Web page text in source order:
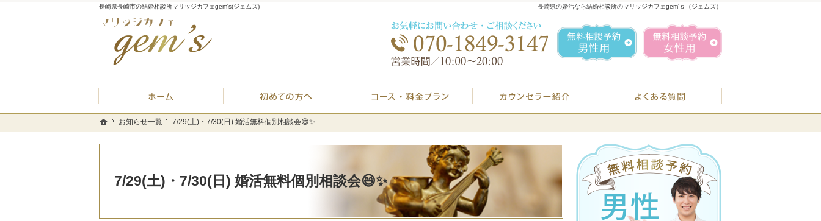
ホーム
お知らせ一覧 7/29(土)・7/30(日) 婚活無料個別相談会😄✨
7/29(土)・7/30(日) 婚活無料個別相談会😄✨
長崎県の婚活なら結婚相談所のマリッジカフェgem’ｓ（ジェムズ）
長崎県長崎市の結婚相談所マリッジカフェgem's(ジェムズ)
070-1849-3147
無料相談予約男性用
ホーム
お知らせ一覧 7/29(土)・7/30(日) 婚活無料個別相談会😄✨